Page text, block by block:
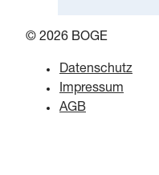
© 2026 BOGE
Datenschutz
Impressum
AGB